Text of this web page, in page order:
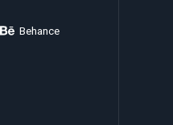
Behance